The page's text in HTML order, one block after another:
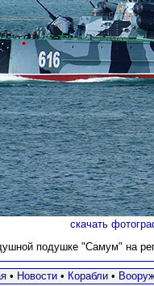
скачать
подушке "Самум" на
• Новости• Корабли•